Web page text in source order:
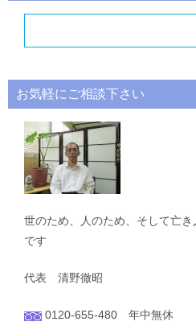
お気軽にご相談下さい
世のため、人のため、そして亡
です
代表 清野徹昭
0120-655-480 年中無休